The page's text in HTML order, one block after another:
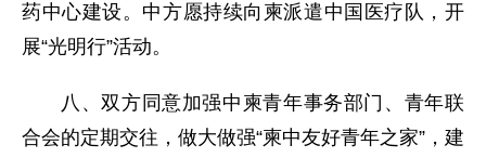
药中心建设。中方愿持续向柬派遣中国医疗队，开
展“光明行”活动。
八、双方同意加强中柬青年事务部门、青年联
合会的定期交往，做大做强“柬中友好青年之家”，建